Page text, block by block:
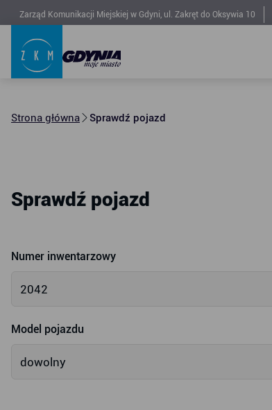
Zarząd Komunikacji Miejskiej w Gdyni, ul. Zakręt do Oksywia 10
Strona główna Sprawdź pojazd
Sprawdź pojazd
Numer inwentarzowy
2042
Model pojazdu
dowolny